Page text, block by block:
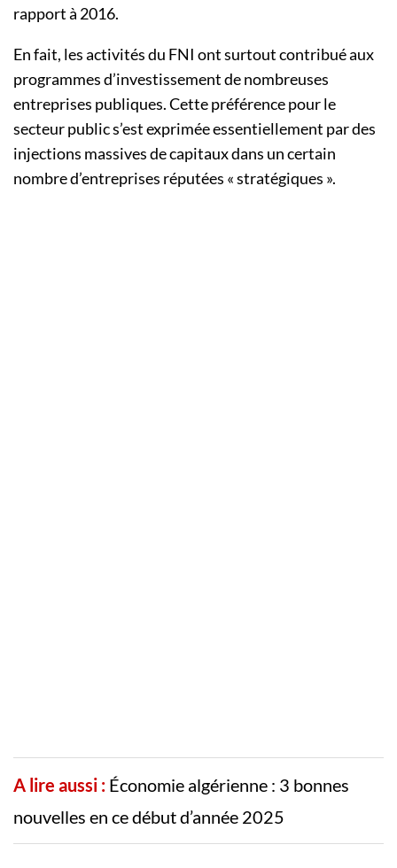
rapport à 2016.
En fait, les activités du FNI ont surtout contribué aux
programmes d’investissement de nombreuses
entreprises publiques.Cette préférence pour le
secteur public s’est exprimée essentiellement par des
injections massives de capitaux dans un certain
nombre d’entreprises réputées « stratégiques ».
A lire aussi : Économie algérienne : 3 bonnes
nouvelles en ce début d’année 2025